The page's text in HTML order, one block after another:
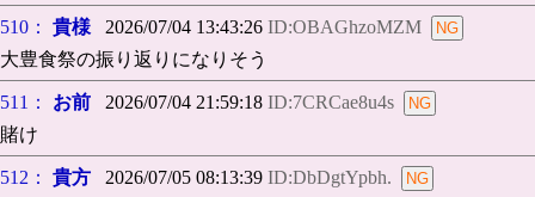
510： 貴様 2026/07/04 13:43:26 ID:OBAGhzoMZM
大豊食祭の振り返りになりそう
511： お前 2026/07/04 21:59:18 ID:7CRCae8u4s
賭け
512： 貴方 2026/07/05 08:13:39 ID:DbDgtYpbh.